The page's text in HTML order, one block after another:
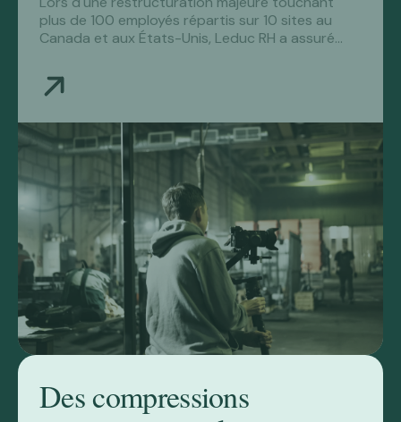
plus de 100 employés répartis sur 10 sites au
Canada et aux États-Unis, Leduc RH a assuré
déployé des programmes de transition
personnalisés pour chaque employé impacté,
partenaires.
Des compressions